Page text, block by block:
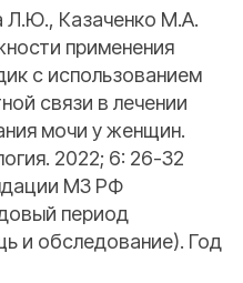
Л.Ю., Казаченко М.А.
применения
с использованием
связи в лечении
мочи у женщин.
2022; 6: 26-32
МЗ РФ
период
и обследование). Год